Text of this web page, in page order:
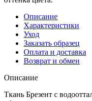
Описание
Характеристики
Уход
Заказать образец
Оплата и доставка
Возврат и обмен
Описание
Ткань Брезент с